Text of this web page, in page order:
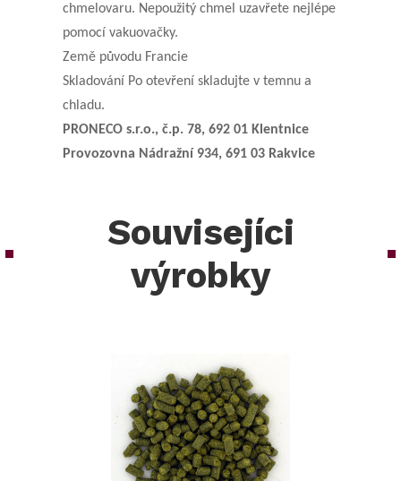
chmelovaru. Nepoužitý chmel uzavřete nejlépe
pomocí vakuovačky.
Země původu Francie
Skladování Po otevření skladujte v temnu a
chladu.
PRONECO s.r.o., č.p. 78, 692 01 Klentnice
Provozovna Nádražní 934, 691 03 Rakvice
Souvisejíci
výrobky